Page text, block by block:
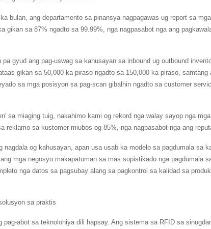
bulan, ang departamento sa pinansya nagpagawas ug report sa
gikan sa 87% ngadto sa 99.99%, nga nagpasabot nga ang
pa gyud ang pag-uswag sa kahusayan sa inbound ug outbound
gikan sa 50,000 ka piraso ngadto sa 150,000 ka piraso,
sa mga posisyon sa pag-scan gibalhin ngadto sa customer
sa miaging tuig, nakahimo kami og rekord nga walay sayop nga
reklamo sa kustomer miubos og 85%, nga nagpasabot nga ang
nagdala og kahusayan, apan usa usab ka modelo sa pagdumala sa
mga negosyo makapatuman sa mas sopistikado nga pagdumala
nga datos sa pagsubay alang sa pagkontrol sa kalidad sa
sa praktis
pag-abot sa teknolohiya dili hapsay. Ang sistema sa RFID sa